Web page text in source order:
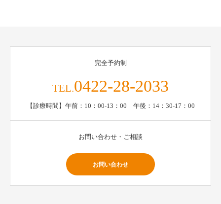
完全予約制
TEL.0422-28-2033
【診療時間】午前：10：00-13：00 午後：14：30-17：00
お問い合わせ・ご相談
お問い合わせ